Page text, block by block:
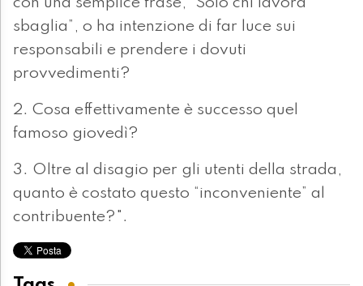
con una semplice frase, “Solo chi lavora
sbaglia”, o ha intenzione di far luce sui
responsabili e prendere i dovuti
provvedimenti?
2. Cosa effettivamente è successo quel
famoso giovedì?
3. Oltre al disagio per gli utenti della strada,
quanto è costato questo “inconveniente” al
contribuente?".